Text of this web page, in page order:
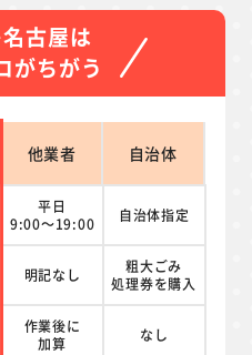
古屋は
がちがう
他業者 自治体
平日
9:00～19:00
自治体指定
明記なし
粗大ごみ
処理券を購入
作業後に
加算
なし